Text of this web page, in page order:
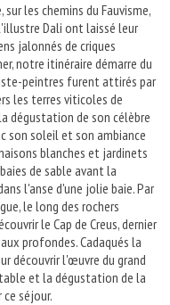
les chemins du Fauvisme,
Dali ont laissé leur
jalonnés de criques
notre itinéraire démarre du
peintres furent attirés par
les terres viticoles de
dégustation de son célèbre
son soleil et son ambiance
blanches et jardinets
de sable avant la
l'anse d'une jolie baie. Par
le long des rochers
le Cap de Creus, dernier
profondes. Cadaqués la
découvrir l'œuvre du grand
et la dégustation de la
séjour.